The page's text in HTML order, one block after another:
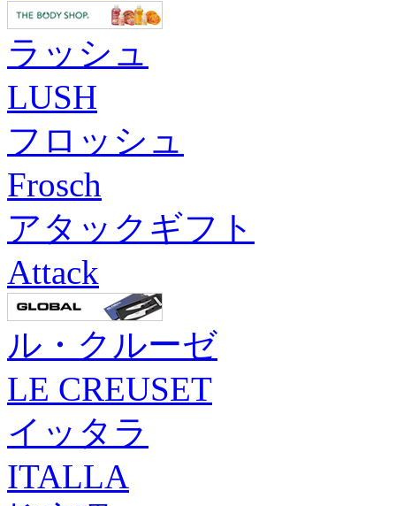
ラッシュ
LUSH
フロッシュ
Frosch
アタックギフト
Attack
ル・クルーゼ
LE CREUSET
イッタラ
ITALLA